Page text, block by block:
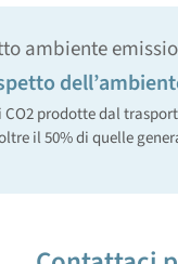
CO2 prodotte dal
il 50% di quelle